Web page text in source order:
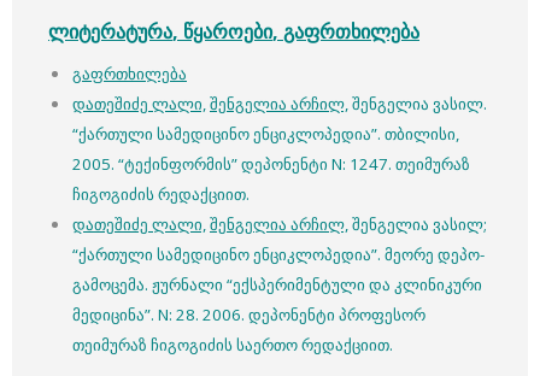
ლიტერატურა, წყაროები, გაფრთხილება
გაფრთხილება
დათეშიძე ლალი,შენგელია არჩილ,შენგელია ვასილ.
“ქართული სამედიცინო ენციკლოპედია”. თბილისი,
2005. “ტექინფორმის” დეპონენტი N: 1247. თეიმურაზ
ჩიგოგიძის რედაქციით.
დათეშიძე ლალი,შენგელია არჩილ,შენგელია ვასილ;
“ქართული სამედიცინო ენციკლოპედია”. მეორე დეპო-
გამოცემა. ჟურნალი “ექსპერიმენტული და კლინიკური
მედიცინა”. N: 28. 2006. დეპონენტი პროფესორ
თეიმურაზ ჩიგოგიძის საერთო რედაქციით.